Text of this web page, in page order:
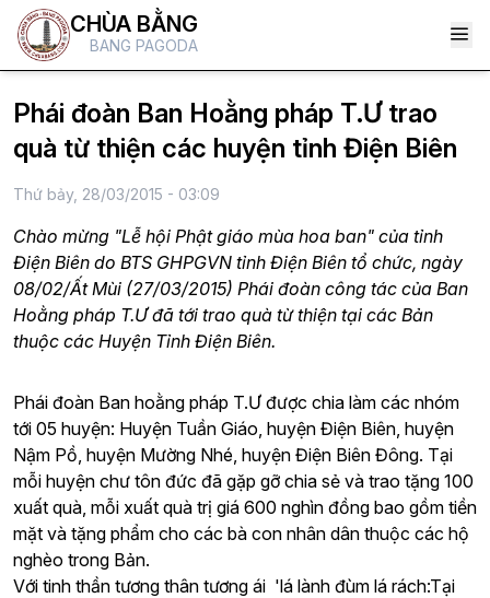
CHÙA BẰNG
BANG PAGODA
Phái đoàn Ban Hoằng pháp T.Ư trao
quà từ thiện các huyện tỉnh Điện Biên
Thứ bảy, 28/03/2015 - 03:09
Chào mừng "Lễ hội Phật giáo mùa hoa ban" của tỉnh
Điện Biên do BTS GHPGVN tỉnh Điện Biên tổ chức, ngày
08/02/Ất Mùi (27/03/2015) Phái đoàn công tác của Ban
Hoằng pháp T.Ư đã tới trao quà từ thiện tại các Bản
thuộc các Huyện Tỉnh Điện Biên.
Phái đoàn Ban hoằng pháp T.Ư được chia làm các nhóm
tới 05 huyện: Huyện Tuần Giáo, huyện Điện Biên, huyện
Nậm Pồ, huyện Mường Nhé, huyện Điện Biên Đông. Tại
mỗi huyện chư tôn đức đã gặp gỡ chia sẻ và trao tặng 100
xuất quà, mỗi xuất quà trị giá 600 nghìn đồng bao gồm tiền
mặt và tặng phẩm cho các bà con nhân dân thuộc các hộ
nghèo trong Bản.
Với tinh thần tương thân tương ái 'lá lành đùm lá rách:Tại